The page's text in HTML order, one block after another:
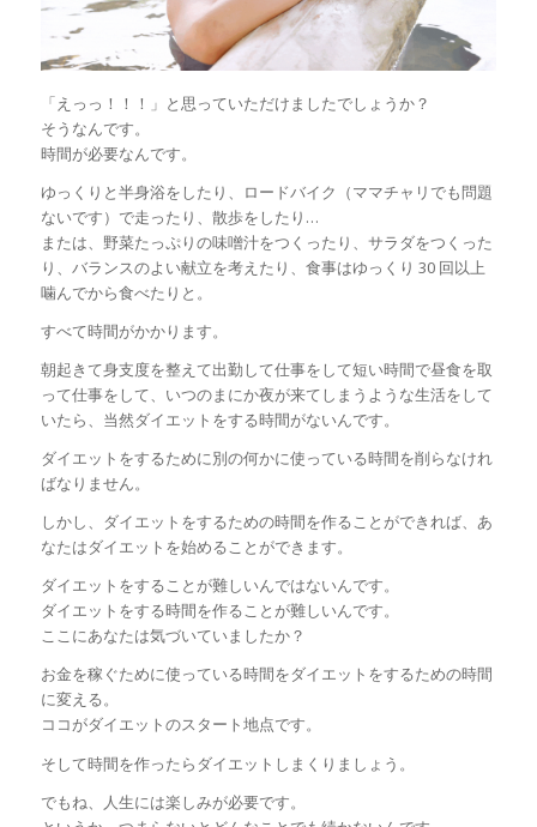
「えっっ！！！」と思っていただけましたでしょうか？
そうなんです。
時間が必要なんです。
ゆっくりと半身浴をしたり、ロードバイク（ママチャリでも問題
ないです）で走ったり、散歩をしたり…
または、野菜たっぷりの味噌汁をつくったり、サラダをつくった
り、バランスのよい献立を考えたり、食事はゆっくり 30 回以上
噛んでから食べたりと。
すべて時間がかかります。
朝起きて身支度を整えて出勤して仕事をして短い時間で昼食を取
って仕事をして、いつのまにか夜が来てしまうような生活をして
いたら、当然ダイエットをする時間がないんです。
ダイエットをするために別の何かに使っている時間を削らなけれ
ばなりません。
しかし、ダイエットをするための時間を作ることができれば、あ
なたはダイエットを始めることができます。
ダイエットをすることが難しいんではないんです。
ダイエットをする時間を作ることが難しいんです。
ここにあなたは気づいていましたか？
お金を稼ぐために使っている時間をダイエットをするための時間
に変える。
ココがダイエットのスタート地点です。
そして時間を作ったらダイエットしまくりましょう。
でもね、人生には楽しみが必要です。